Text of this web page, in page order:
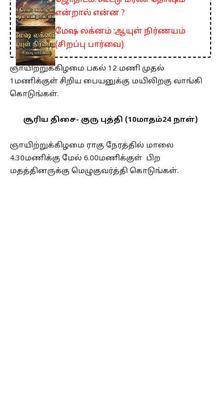
என்றால் என்ன ?
மேஷ லக்னம் :ஆயுள் நிர்ணயம்
(சிறப்பு பார்வை)
ஞாயிற்றுக்கிழமை பகல் 12 மணி முதல்
1மணிக்குள் சிறிய பையனுக்கு மயிலிறகு வாங்கி
கொடுங்கள்.
சூரிய திசை- குரு புத்தி (10மாதம்24 நாள்)
ஞாயிற்றுக்கிழமை ராகு நேரத்தில் மாலை
4.30மணிக்கு மேல் 6.00மணிக்குள் பிற
மதத்தினருக்கு மெழுகுவர்த்தி கொடுங்கள்.